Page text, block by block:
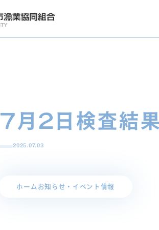
7月2日検査結果
2025.07.03
ホーム お知らせ・イベント情報